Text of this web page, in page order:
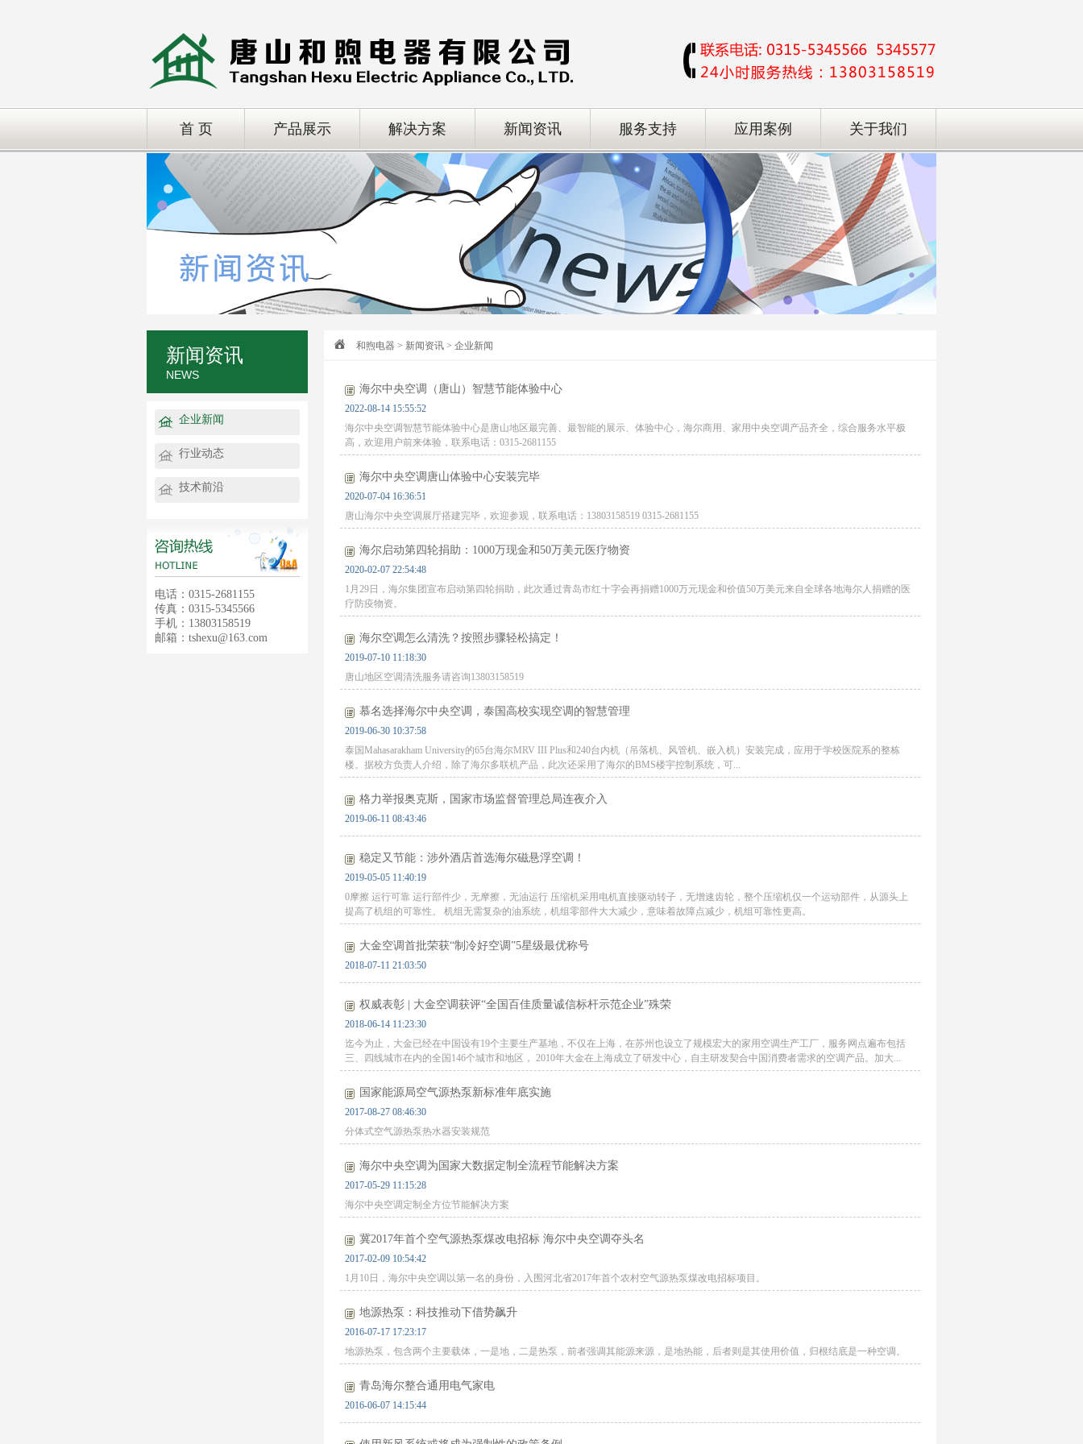
首 页 产品展示 解决方案 新闻资讯 服务支持 应用案例 关于我们
新闻资讯
NEWS
企业新闻
行业动态
技术前沿
电话：0315-2681155
传真：0315-5345566
手机：13803158519
邮箱：tshexu@163.com
和煦电器 > 新闻资讯 > 企业新闻
海尔中央空调（唐山）智慧节能体验中心
2022-08-14 15:55:52
海尔中央空调智慧节能体验中心是唐山地区最完善、最智能的展示、体验中心，海尔商用、家用中央空调产品齐全，综合服务水平极
高，欢迎用户前来体验，联系电话：0315-2681155
海尔中央空调唐山体验中心安装完毕
2020-07-04 16:36:51
唐山海尔中央空调展厅搭建完毕，欢迎参观，联系电话：13803158519 0315-2681155
海尔启动第四轮捐助：1000万现金和50万美元医疗物资
2020-02-07 22:54:48
1月29日，海尔集团宣布启动第四轮捐助，此次通过青岛市红十字会再捐赠1000万元现金和价值50万美元来自全球各地海尔人捐赠的医
疗防疫物资。
海尔空调怎么清洗？按照步骤轻松搞定！
2019-07-10 11:18:30
唐山地区空调清洗服务请咨询13803158519
慕名选择海尔中央空调，泰国高校实现空调的智慧管理
2019-06-30 10:37:58
泰国Mahasarakham University的65台海尔MRV III Plus和240台内机（吊落机、风管机、嵌入机）安装完成，应用于学校医院系的整栋
楼。据校方负责人介绍，除了海尔多联机产品，此次还采用了海尔的BMS楼宇控制系统，可...
格力举报奥克斯，国家市场监督管理总局连夜介入
2019-06-11 08:43:46
稳定又节能：涉外酒店首选海尔磁悬浮空调！
2019-05-05 11:40:19
0摩擦 运行可靠 运行部件少，无摩擦，无油运行 压缩机采用电机直接驱动转子，无增速齿轮，整个压缩机仅一个运动部件，从源头上
提高了机组的可靠性。 机组无需复杂的油系统，机组零部件大大减少，意味着故障点减少，机组可靠性更高。
大金空调首批荣获“制冷好空调”5星级最优称号
2018-07-11 21:03:50
权威表彰 | 大金空调获评“全国百佳质量诚信标杆示范企业”殊荣
2018-06-14 11:23:30
迄今为止，大金已经在中国设有19个主要生产基地，不仅在上海，在苏州也设立了规模宏大的家用空调生产工厂，服务网点遍布包括
三、四线城市在内的全国146个城市和地区， 2010年大金在上海成立了研发中心，自主研发契合中国消费者需求的空调产品。加大...
国家能源局空气源热泵新标准年底实施
2017-08-27 08:46:30
分体式空气源热泵热水器安装规范
海尔中央空调为国家大数据定制全流程节能解决方案
2017-05-29 11:15:28
海尔中央空调定制全方位节能解决方案
冀2017年首个空气源热泵煤改电招标 海尔中央空调夺头名
2017-02-09 10:54:42
1月10日，海尔中央空调以第一名的身份，入围河北省2017年首个农村空气源热泵煤改电招标项目。
地源热泵：科技推动下借势飙升
2016-07-17 17:23:17
地源热泵，包含两个主要载体，一是地，二是热泵，前者强调其能源来源，是地热能，后者则是其使用价值，归根结底是一种空调。
青岛海尔整合通用电气家电
2016-06-07 14:15:44